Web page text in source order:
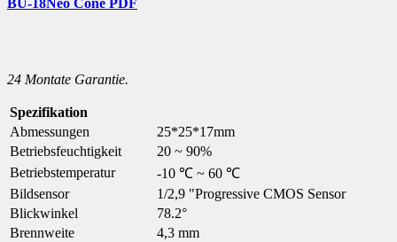
BU-18Neo Cone PDF
24 Montate Garantie.
Spezifikation
Abmessungen
25*25*17mm
Betriebsfeuchtigkeit
20 ~ 90%
Betriebstemperatur
-10 ℃ ~ 60 ℃
Bildsensor
1/2,9 "Progressive CMOS Sensor
Blickwinkel
78.2°
Brennweite
4,3 mm